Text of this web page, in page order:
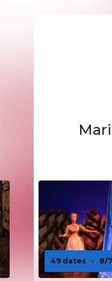
49 dates · 8/